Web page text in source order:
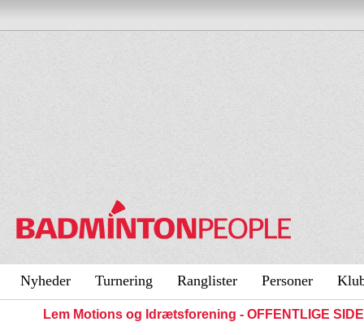
Nyheder Turnering Ranglister Personer
Lem Motions og Idrætsforening - OFFENTLIGE